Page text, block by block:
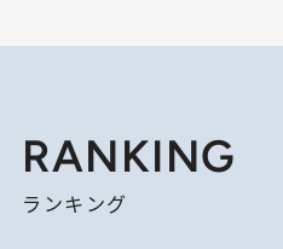
RANKING
ランキング